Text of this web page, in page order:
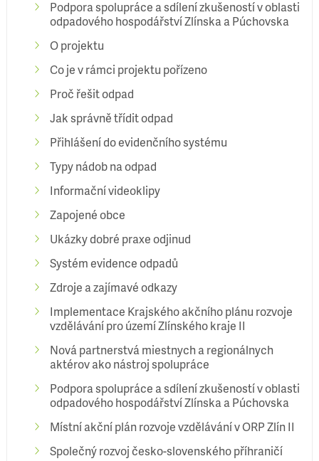
Podpora spolupráce a sdílení zkušeností v oblasti
odpadového hospodářství Zlínska a Púchovska
O projektu
Co je v rámci projektu pořízeno
Proč řešit odpad
Jak správně třídit odpad
Přihlášení do evidenčního systému
Typy nádob na odpad
Informační videoklipy
Zapojené obce
Ukázky dobré praxe odjinud
Systém evidence odpadů
Zdroje a zajímavé odkazy
Implementace Krajského akčního plánu rozvoje
vzdělávání pro území Zlínského kraje II
Nová partnerstvá miestnych a regionálnych
aktérov ako nástroj spolupráce
Podpora spolupráce a sdílení zkušeností v oblasti
odpadového hospodářství Zlínska a Púchovska
Místní akční plán rozvoje vzdělávání v ORP Zlín II
Společný rozvoj česko-slovenského příhraničí